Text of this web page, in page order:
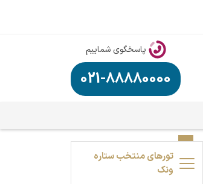
پاسخگوی شماییم
021-88880000
تورهای منتخب ستاره
ونک